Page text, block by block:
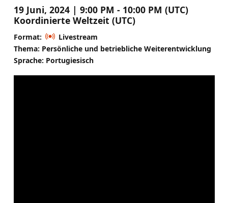
19 Juni, 2024 | 9:00 PM - 10:00 PM (UTC)
Koordinierte Weltzeit (UTC)
Format:
Livestream
Thema: Persönliche und betriebliche Weiterentwicklung
Sprache: Portugiesisch